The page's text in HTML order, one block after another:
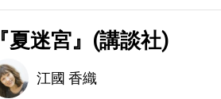
『夏迷宮』(講談社)
江國 香織